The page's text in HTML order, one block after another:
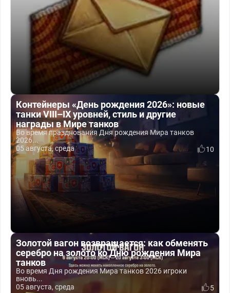
Контейнеры «День рождения 2026»: новые
танки VIII–IX уровней, стиль и другие
награды в Мире танков
Во время празднования Дня рождения Мира танков
2026...
05 августа, среда
10
Золотой вагон возвращается: как обменять
серебро на золото ко Дню рождения Мира
танков
Во время Дня рождения Мира танков 2026 игроки
вновь...
05 августа, среда
5